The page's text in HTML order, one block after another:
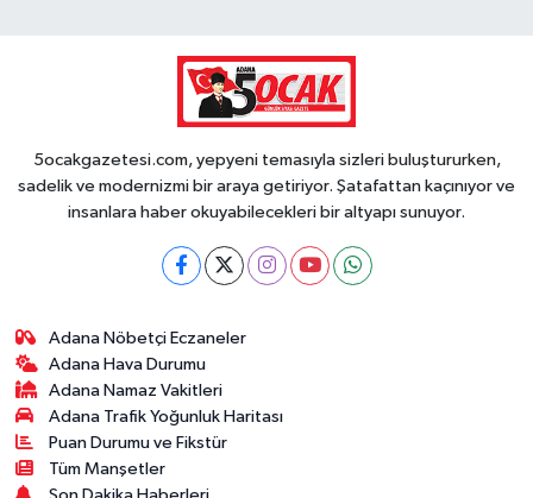
5ocakgazetesi.com, yepyeni temasıyla sizleri buluştururken,
sadelik ve modernizmi bir araya getiriyor. Şatafattan kaçınıyor ve
insanlara haber okuyabilecekleri bir altyapı sunuyor.
Adana Nöbetçi Eczaneler
Adana Hava Durumu
Adana Namaz Vakitleri
Adana Trafik Yoğunluk Haritası
Puan Durumu ve Fikstür
Tüm Manşetler